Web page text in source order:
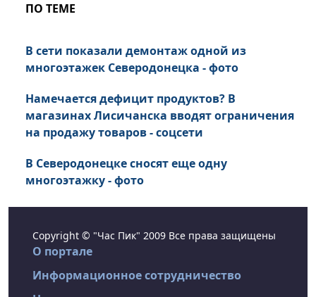
ПО ТЕМЕ
В сети показали демонтаж одной из
многоэтажек Северодонецка - фото
Намечается дефицит продуктов? В
магазинах Лисичанска вводят ограничения
на продажу товаров - соцсети
В Северодонецке сносят еще одну
многоэтажку - фото
Copyright © "Час Пик" 2009 Все права защищены
О портале
Информационное сотрудничество